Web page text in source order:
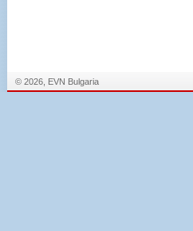
© 2026, EVN Bulgaria